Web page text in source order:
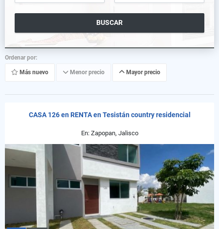
BUSCAR
Ordenar por:
Más nuevo Menor precio Mayor precio
CASA 126 en RENTA en Tesistán country residencial
En: Zapopan, Jalisco